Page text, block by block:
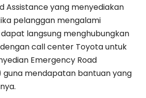
Assistance yang menyediakan
pelanggan mengalami
langsung menghubungkan
call center Toyota untuk
Emergency Road
guna mendapatan bantuan yang